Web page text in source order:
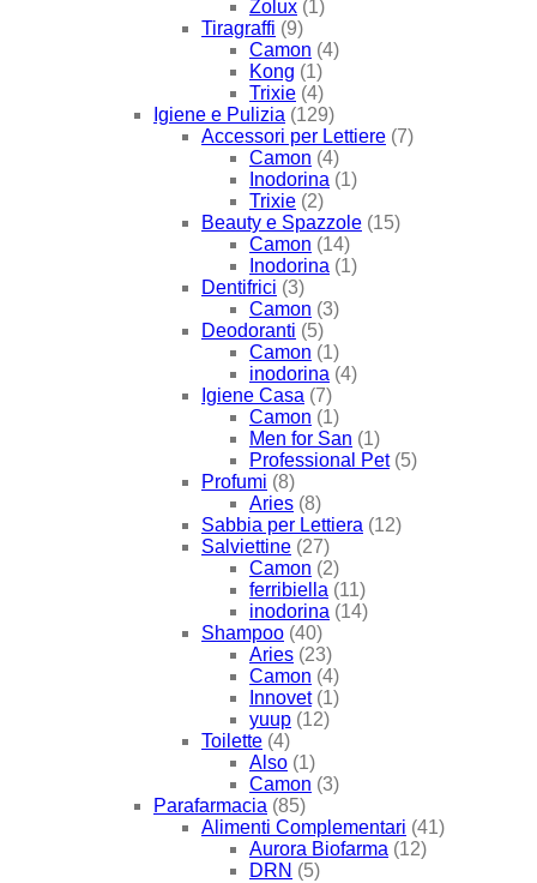
Zolux (1)
Tiragraffi (9)
Camon (4)
Kong (1)
Trixie (4)
Igiene e Pulizia (129)
Accessori per Lettiere (7)
Camon (4)
Inodorina (1)
Trixie (2)
Beauty e Spazzole (15)
Camon (14)
Inodorina (1)
Dentifrici (3)
Camon (3)
Deodoranti (5)
Camon (1)
inodorina (4)
Igiene Casa (7)
Camon (1)
Men for San (1)
Professional Pet (5)
Profumi (8)
Aries (8)
Sabbia per Lettiera (12)
Salviettine (27)
Camon (2)
ferribiella (11)
inodorina (14)
Shampoo (40)
Aries (23)
Camon (4)
Innovet (1)
yuup (12)
Toilette (4)
Also (1)
Camon (3)
Parafarmacia (85)
Alimenti Complementari (41)
Aurora Biofarma (12)
DRN (5)